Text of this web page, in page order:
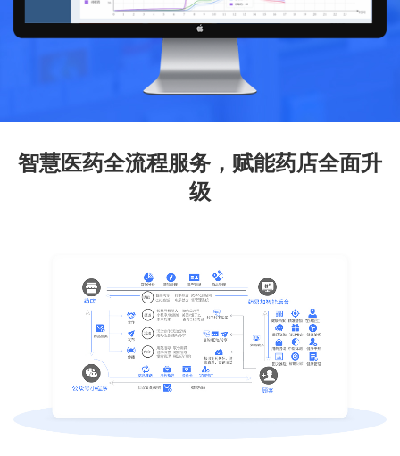
智慧医药全流程服务，赋能药店全面升
级